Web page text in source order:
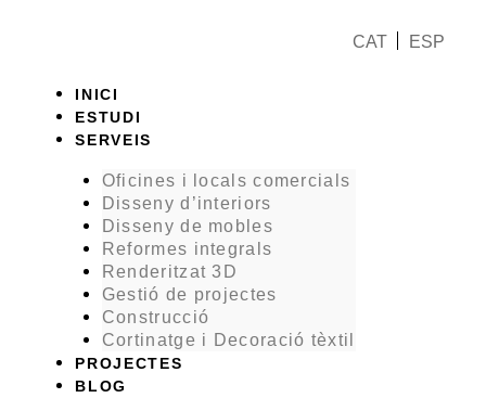
INICI
ESTUDI
SERVEIS
Oficines i locals comercials
Disseny d’interiors
Disseny de mobles
Reformes integrals
Renderitzat 3D
Gestió de projectes
Construcció
Cortinatge i Decoració tèxtil
PROJECTES
BLOG
Menu
CAT ESP